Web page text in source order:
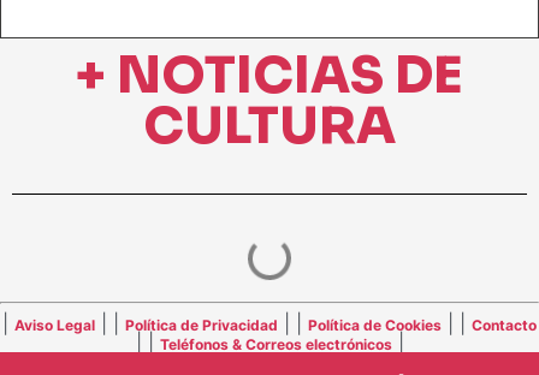
+ NOTICIAS DE
CULTURA
Aviso Legal Política de Privacidad Política de Cookies Contacto
Teléfonos & Correos electrónicos|